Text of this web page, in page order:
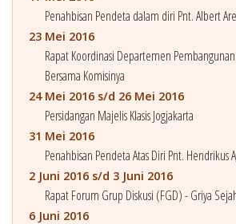
Penahbisan Pendeta dalam diri Pnt. Albert
23 Mei 2016
Rapat Koordinasi Departemen
Bersama Komisinya
24 Mei 2016 s/d 26 Mei 2016
Persidangan Majelis Klasis Jogjakarta
31 Mei 2016
Penahbisan Pendeta Atas Diri Pnt. Hendrikus
2 Juni 2016 s/d 3 Juni 2016
Rapat Forum Grup Diskusi (FGD) - Griya
6 Juni 2016